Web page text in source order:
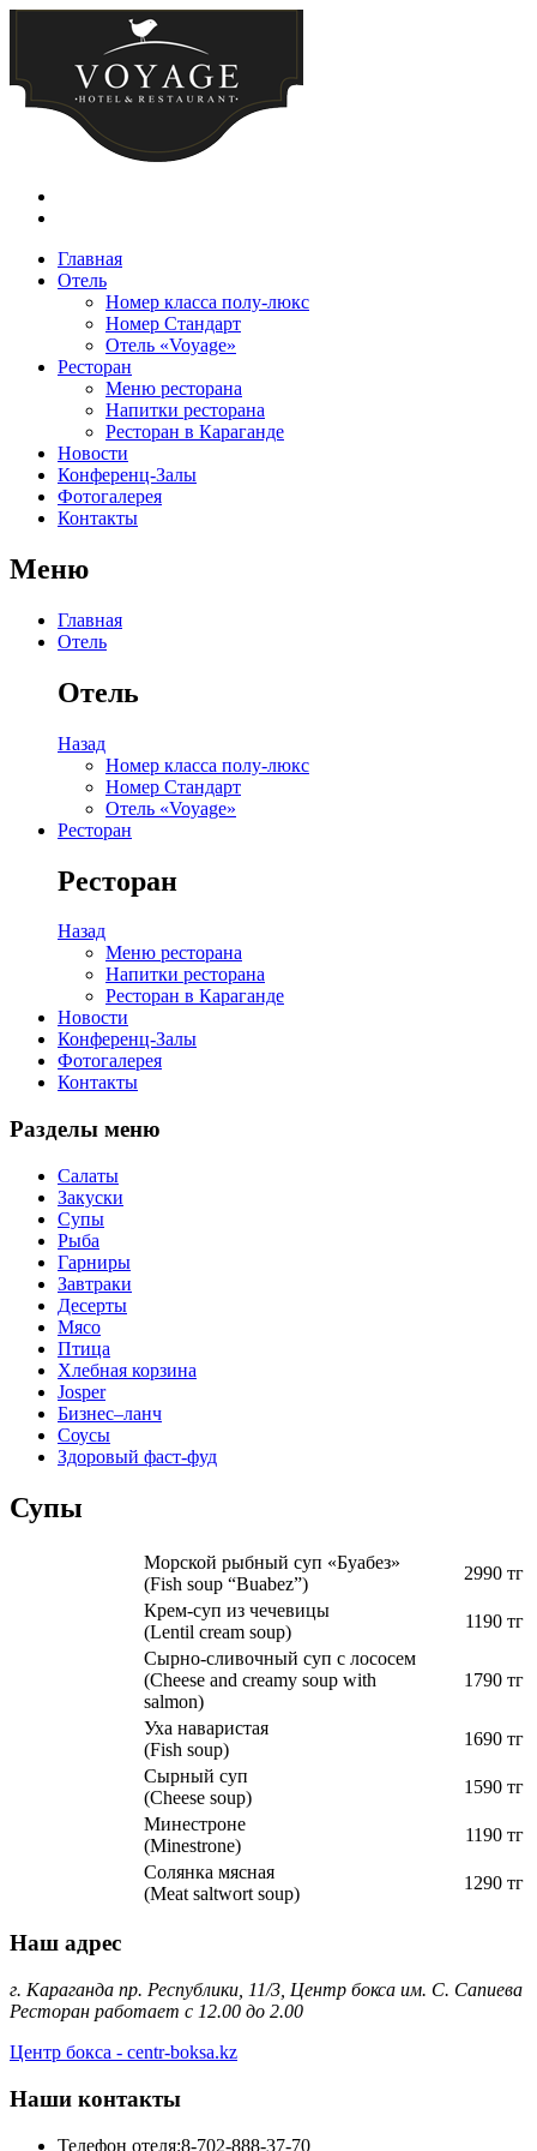
Главная
Отель
Номер класса полу-люкс
Номер Стандарт
Отель «Voyage»
Ресторан
Меню ресторана
Напитки ресторана
Ресторан в Караганде
Новости
Конференц-Залы
Фотогалерея
Контакты
Меню
Главная
Отель
Отель
Назад
Номер класса полу-люкс
Номер Стандарт
Отель «Voyage»
Ресторан
Ресторан
Назад
Меню ресторана
Напитки ресторана
Ресторан в Караганде
Новости
Конференц-Залы
Фотогалерея
Контакты
Разделы меню
Салаты
Закуски
Супы
Рыба
Гарниры
Завтраки
Десерты
Мясо
Птица
Хлебная корзина
Josper
Бизнес–ланч
Соусы
Здоровый фаст-фуд
Супы
Морской рыбный суп «Буабез»
(Fish soup “Buabez”)
2990 тг
Крем-суп из чечевицы
(Lentil cream soup)
1190 тг
Сырно-сливочный суп с лососем
(Cheese and creamy soup with
salmon)
1790 тг
Уха наваристая
(Fish soup)
1690 тг
Сырный суп
(Cheese soup)
1590 тг
Минестроне
(Minestrone)
1190 тг
Солянка мясная
(Meat saltwort soup)
1290 тг
Наш адрес
г. Караганда пр. Республики, 11/3, Центр бокса им. С. Сапиева
Ресторан работает с 12.00 до 2.00
Центр бокса - centr-boksa.kz
Наши контакты
Телефон отеля:8-702-888-37-70